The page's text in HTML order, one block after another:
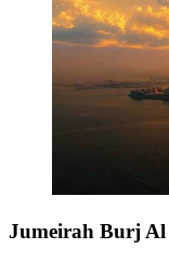
Jumeirah Burj